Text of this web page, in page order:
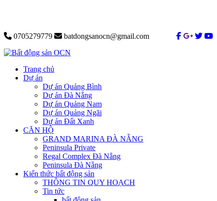
0705279779 batdongsanocn@gmail.com
Trang chủ
Dự án
Dự án Quảng Bình
Dự án Đà Nẵng
Dự án Quảng Nam
Dự án Quảng Ngãi
Dự án Đất Xanh
CĂN HỘ
GRAND MARINA ĐÀ NẴNG
Peninsula Private
Regal Complex Đà Nẵng
Peninsula Đà Nẵng
Kiến thức bất động sản
THÔNG TIN QUY HOẠCH
Tin tức